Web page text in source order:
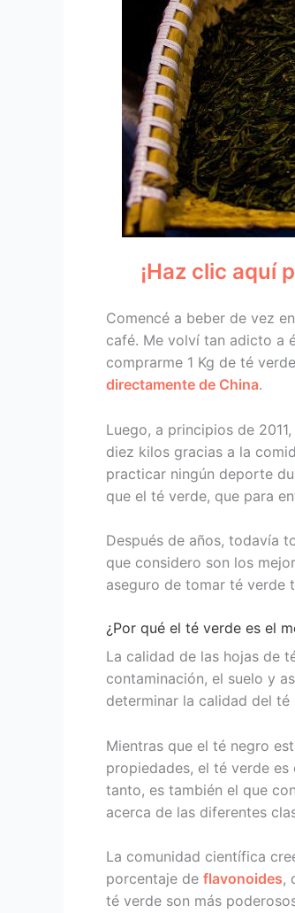
¡Haz clic aquí
Comencé a beber de vez
café. Me volví tan adicto a
comprarme 1 Kg de té
directamente de China.
Luego, a principios de
diez kilos gracias a la
practicar ningún deporte
que el té verde, que para
Después de años, todavía
que considero son los
aseguro de tomar té verde
¿Por qué el té verde es el
La calidad de las hojas de
contaminación, el suelo y
determinar la calidad del
Mientras que el té negro
propiedades, el té verde
tanto, es también el que
acerca de las diferentes
La comunidad científica
porcentaje de flavonoides,
té verde son más